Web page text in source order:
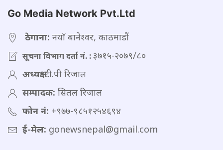
Go Media Network Pvt.Ltd
ठेगाना: नयाँ बानेश्वर, काठमाडौं
सूचना विभाग दर्ता नं. :३७१५-२०७९/८०
अध्यक्ष:टी.पी रिजाल
सम्पादक: सितल रिजाल
फोन नं: +९७७-९८५१२५४६९४
ई-मेल: gonewsnepal@gmail.com